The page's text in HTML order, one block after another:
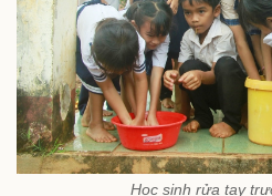
Học sinh rửa tay